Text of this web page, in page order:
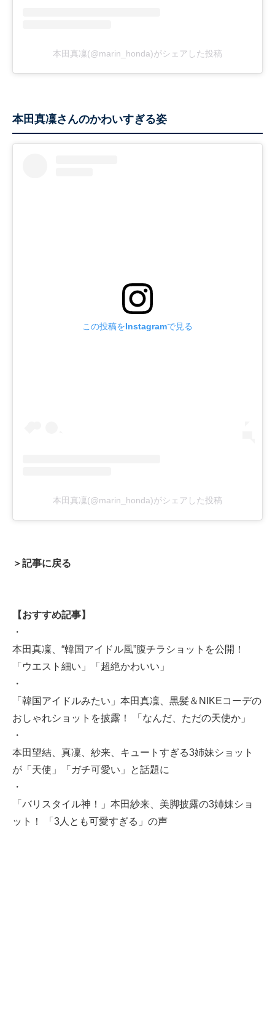
本田真凜(@marin_honda)がシェアした投稿
本田真凜さんのかわいすぎる姿
この投稿をInstagramで見る
本田真凜(@marin_honda)がシェアした投稿
＞記事に戻る
【おすすめ記事】
・
本田真凜、“韓国アイドル風”腹チラショットを公開！
「ウエスト細い」「超絶かわいい」
・
「韓国アイドルみたい」本田真凜、黒髪＆NIKEコーデの
おしゃれショットを披露！ 「なんだ、ただの天使か」
・
本田望結、真凜、紗来、キュートすぎる3姉妹ショット
が「天使」「ガチ可愛い」と話題に
・
「バリスタイル神！」本田紗来、美脚披露の3姉妹ショ
ット！ 「3人とも可愛すぎる」の声